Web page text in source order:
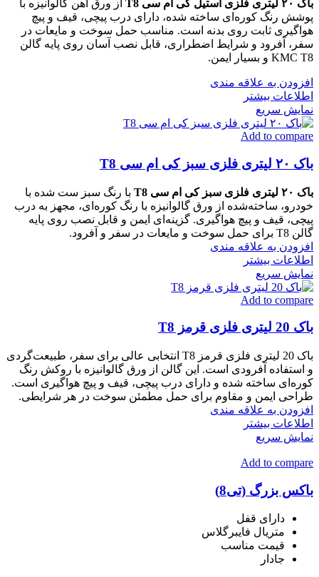
باک ۲۰ لیتری فلزی استیل کی ام سی T8
از ورق آهن گالوانیزه با
پوشش رنگ کوره‌ای ساخته شده، دارای درب پیچی، قیف و پیچ
هواگیری ثابت روی بدنه است. مناسب حمل سوخت و مایعات در
سفر، آفرود و شرایط اضطراری، قابل نصب آسان روی پایه گالن
KMC T8 و بسیار ایمن.
افزودن به علاقه مندی
اطلاعات بیشتر
نمایش سریع
Add to compare
باک ۲۰ لیتری فلزی سبز کی ام سی T8
باک ۲۰ لیتری فلزی سبز کی ام سی T8
با رنگ سبز ست شده با
خودرو، ساخته‌شده از ورق گالوانیزه با رنگ کوره‌ای، مجهز به درب
پیچی، قیف و پیچ هواگیری. گزینه‌ای ایمن و قابل نصب روی پایه
گالن T8 برای حمل سوخت و مایعات در سفر و آفرود.
افزودن به علاقه مندی
اطلاعات بیشتر
نمایش سریع
Add to compare
باک 20 لیتری فلزی قرمز T8
باک 20 لیتری فلزی قرمز T8 انتخابی عالی برای سفر، طبیعت‌گردی
و استفاده آفرودی است. این گالن از ورق گالوانیزه با روکش رنگ
کوره‌ای ساخته شده و دارای درب پیچی، قیف و پیچ هواگیری است.
طراحی ایمن و مقاوم برای حمل مطمئن سوخت در هر شرایطی.
افزودن به علاقه مندی
اطلاعات بیشتر
نمایش سریع
Add to compare
باکس بزرگ (تی8)
دارای قفل
متریال فایبرگلاس
قیمت مناسب
جادار